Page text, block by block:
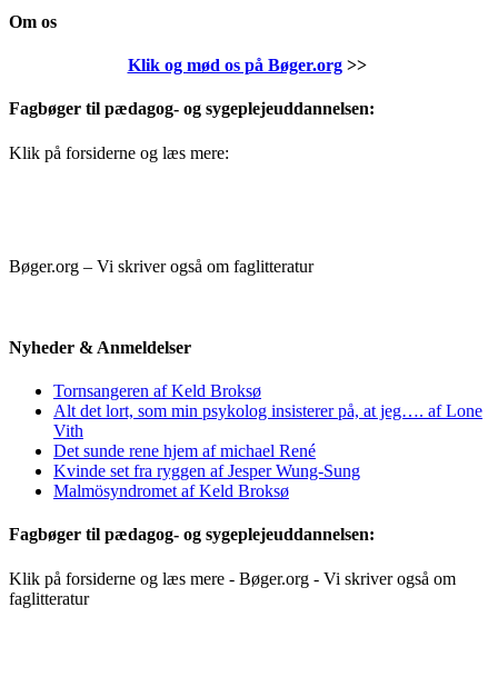
Om os
Klik og mød os på Bøger.org>>
Fagbøger til pædagog- og sygeplejeuddannelsen:
Klik på forsiderne og læs mere:
Bøger.org – Vi skriver også om faglitteratur
Nyheder & Anmeldelser
Tornsangeren af Keld Broksø
Alt det lort, som min psykolog insisterer på, at jeg…. af Lone
Vith
Det sunde rene hjem af michael René
Kvinde set fra ryggen af Jesper Wung-Sung
Malmösyndromet af Keld Broksø
Fagbøger til pædagog- og sygeplejeuddannelsen:
Klik på forsiderne og læs mere - Bøger.org - Vi skriver også om
faglitteratur